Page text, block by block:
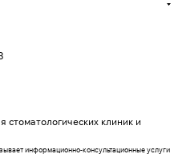
клиник и
информационно-консультационные услуги